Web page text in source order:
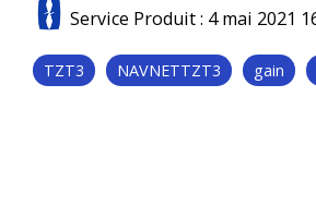
Radars Série Model
Service Produit: 4 mai 2021
TZT3 NAVNETTZT3 gain